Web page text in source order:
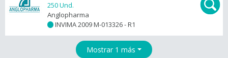
250 Und.
Anglopharma
INVIMA 2009 M-013326 - R1
Mostrar 1 más